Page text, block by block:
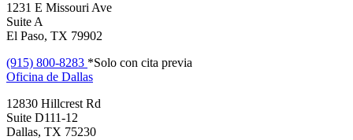
1231 E Missouri Ave
Suite A
El Paso, TX 79902
(915) 800-8283 *Solo con cita previa
Oficina de Dallas
12830 Hillcrest Rd
Suite D111-12
Dallas, TX 75230